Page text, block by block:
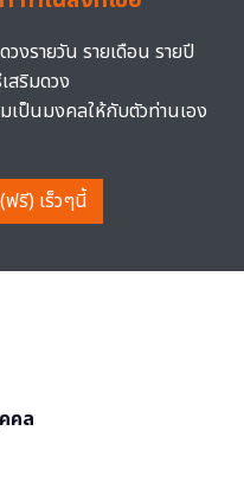
งรายวัน รายเดือน รายปี
สริมดวง
เป็นมงคลให้กับตัวท่านเอง
รี) เร็วๆนี้
คล